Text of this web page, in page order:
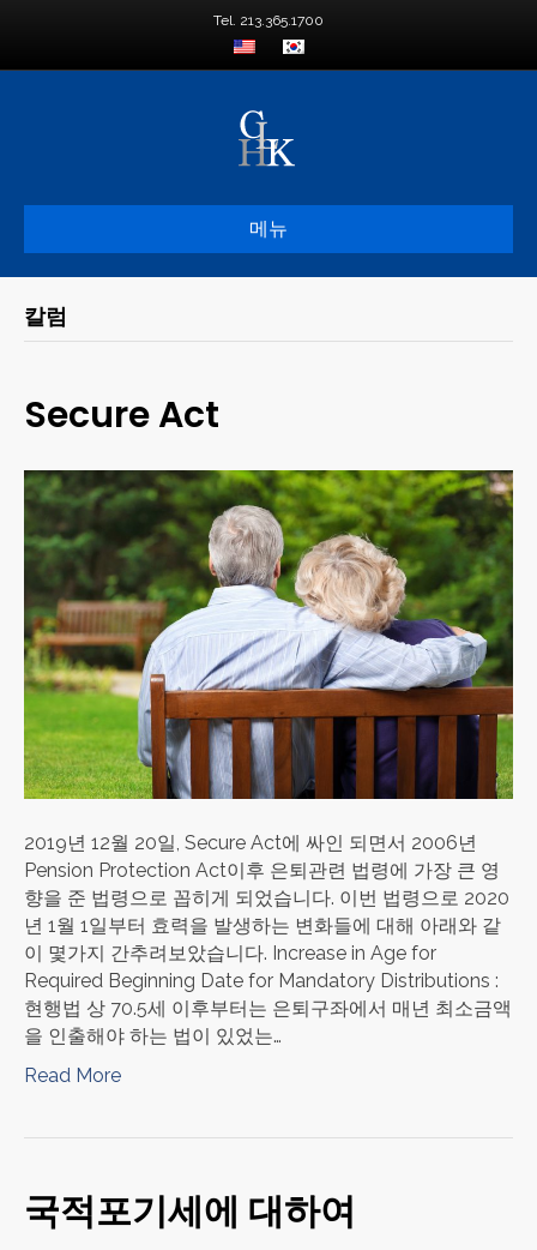
Tel. 213.365.1700
메뉴
칼럼
Secure Act
2019년 12월 20일, Secure Act에 싸인 되면서 2006년
Pension Protection Act이후 은퇴관련 법령에 가장 큰 영
향을 준 법령으로 꼽히게 되었습니다. 이번 법령으로 2020
년 1월 1일부터 효력을 발생하는 변화들에 대해 아래와 같
이 몇가지 간추려보았습니다. Increase in Age for
Required Beginning Date for Mandatory Distributions :
현행법 상 70.5세 이후부터는 은퇴구좌에서 매년 최소금액
을 인출해야 하는 법이 있었는…
Read More
국적포기세에 대하여